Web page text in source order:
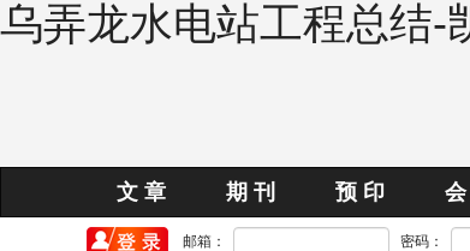
乌弄龙水电站工程总结-
文 章 期 刊 预 印 会
邮箱： 密码：